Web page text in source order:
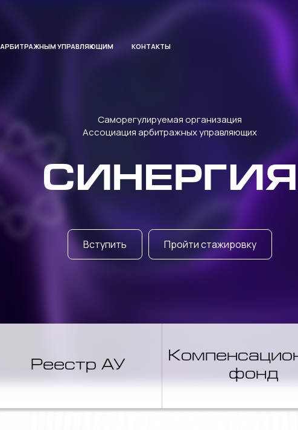
АРБИТРАЖНЫМ УПРАВЛЯЮЩИМ КОНТАКТЫ
Саморегулируемая организация
Ассоциация арбитражных управляющих
СИНЕРГИЯ
Вступить Пройти стажировку
Реестр АУ
фонд